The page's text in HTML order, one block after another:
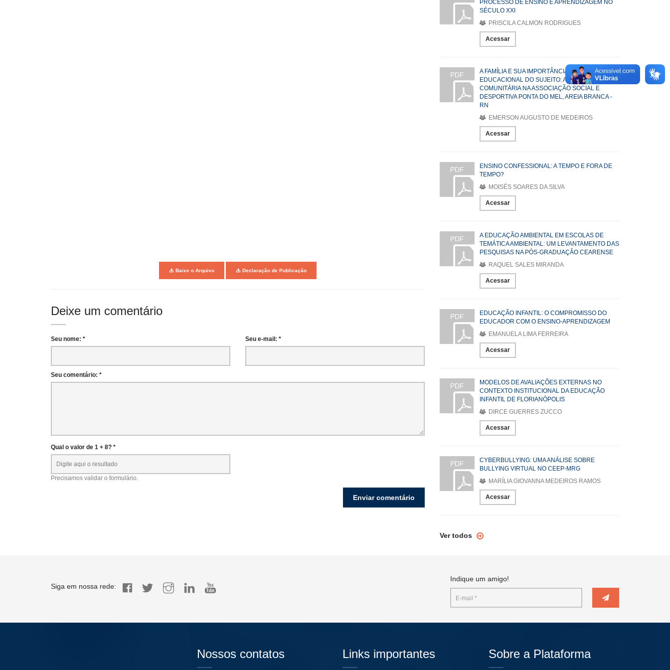
Baixe o Arquivo Declaração de Publicação
Deixe um comentário
Seu nome: * Seu e-mail: *
Seu comentário: *
Qual o valor de 1 + 8? *
Precisamos validar o formulário.
PROCESSO DE ENSINO E APRENDIZAGEM NO
SÉCULO XXI
PRISCILA CALMON RODRIGUES
Acessar
PDF
A FAMÍLIA E SUA IMPORTÂNCIA NO PROCESSO
EDUCACIONAL DO SUJEITO: AÇÃO EDUCATIVA
COMUNITÁRIA NA ASSOCIAÇÃO SOCIAL E
DESPORTIVA PONTA DO MEL, AREIA BRANCA -
RN
EMERSON AUGUSTO DE MEDEIROS
Acessar
PDF
ENSINO CONFESSIONAL: A TEMPO E FORA DE
TEMPO?
MOISÉS SOARES DA SILVA
Acessar
PDF
A EDUCAÇÃO AMBIENTAL EM ESCOLAS DE
TEMÁTICA AMBIENTAL: UM LEVANTAMENTO DAS
PESQUISAS NA PÓS-GRADUAÇÃO CEARENSE
RAQUEL SALES MIRANDA
Acessar
PDF
EDUCAÇÃO INFANTIL: O COMPROMISSO DO
EDUCADOR COM O ENSINO-APRENDIZAGEM
EMANUELA LIMA FERREIRA
Acessar
PDF
MODELOS DE AVALIAÇÕES EXTERNAS NO
CONTEXTO INSTITUCIONAL DA EDUCAÇÃO
INFANTIL DE FLORIANÓPOLIS
DIRCE GUERRES ZUCCO
Acessar
PDF
CYBERBULLYING: UMA ANÁLISE SOBRE
BULLYING VIRTUAL NO CEEP-MRG
MARÍLIA GIOVANNA MEDEIROS RAMOS
Acessar
Ver todos
Siga em nossa rede:
Indique um amigo!
Nossos contatos Links importantes Sobre a Plataforma